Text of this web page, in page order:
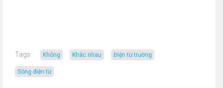
Tags không khác nhau điện từ trường
sóng điện từ